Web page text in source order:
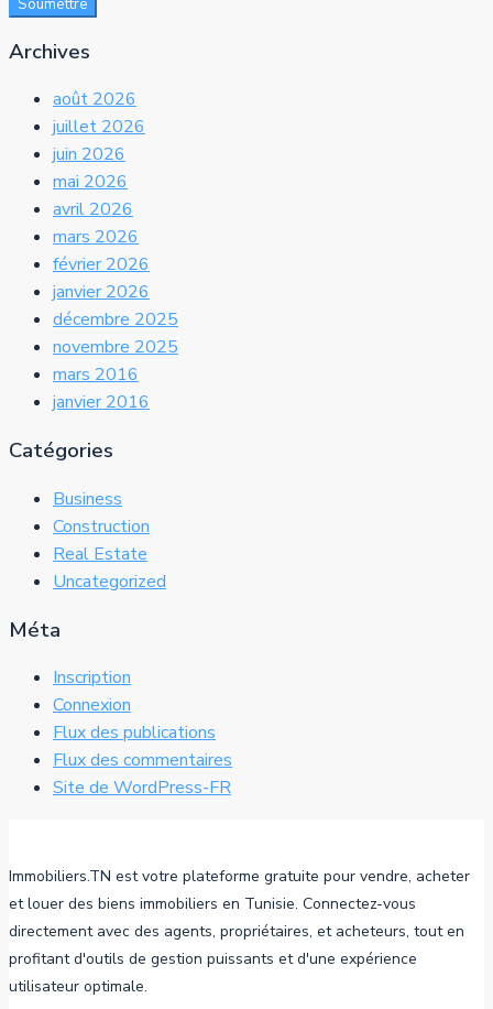
Soumettre
Archives
août 2026
juillet 2026
juin 2026
mai 2026
avril 2026
mars 2026
février 2026
janvier 2026
décembre 2025
novembre 2025
mars 2016
janvier 2016
Catégories
Business
Construction
Real Estate
Uncategorized
Méta
Inscription
Connexion
Flux des publications
Flux des commentaires
Site de WordPress-FR
Immobiliers.TN est votre plateforme gratuite pour vendre, acheter
et louer des biens immobiliers en Tunisie. Connectez-vous
directement avec des agents, propriétaires, et acheteurs, tout en
profitant d'outils de gestion puissants et d'une expérience
utilisateur optimale.